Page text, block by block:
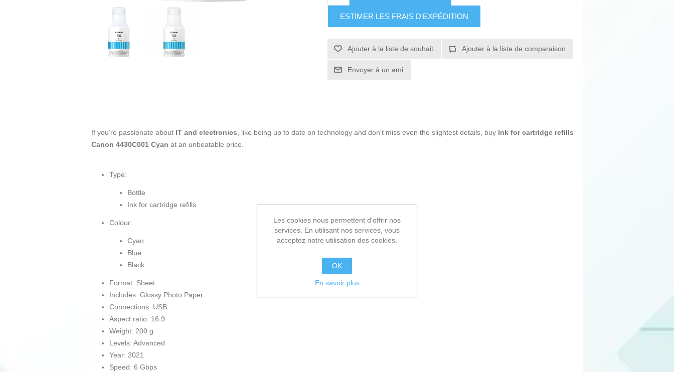
ESTIMER LES FRAIS D'EXPÉDITION
Ajouter à la liste de souhait Ajouter à la liste de comparaison
Envoyer à un ami
If you're passionate about IT and electronics, like being up to date on technology and don't miss even the slightest details, buy Ink for cartridge refills
Canon 4430C001 Cyan at an unbeatable price.
Type:
Bottle
Ink for cartridge refills
Colour:
Cyan
Blue
Black
Format: Sheet
Includes: Glossy Photo Paper
Connections: USB
Aspect ratio: 16:9
Weight: 200 g
Levels: Advanced
Year: 2021
Speed: 6 Gbps
Les cookies nous permettent d'offrir nos
services. En utilisant nos services, vous
acceptez notre utilisation des cookies.
OK
En savoir plus